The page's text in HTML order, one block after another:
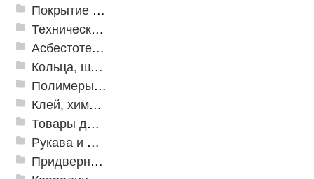
Покрытие из резиновой крошки
Техническая резина
Асбестотехнические и теплоизоляционные материалы
Кольца, шайбы, манжеты
Полимеры и пластики
Клей, химия, сопутствующие товары
Товары для дома
Рукава и шланги промышленные
Придверные решетки